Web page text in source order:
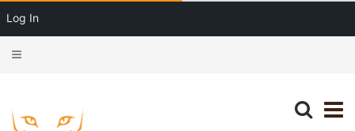
Log In